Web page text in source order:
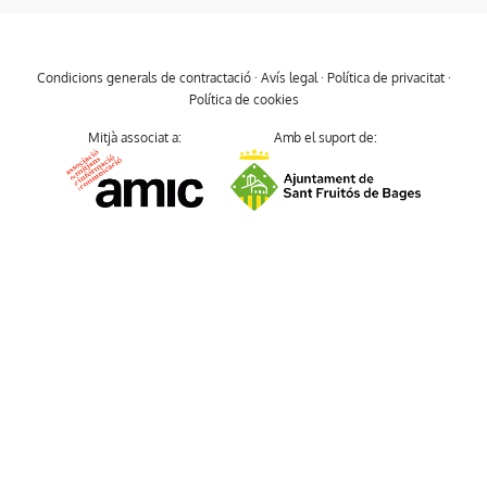
Condicions generals de contractació· Avís legal· Política de privacitat·
Política de cookies
Mitjà associat a: Amb el suport de: